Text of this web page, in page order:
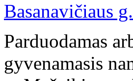
Basanavičiaus
Parduodamas
gyvenamasis